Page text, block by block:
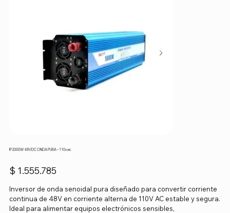
IP2000W 48VDC ONDA PURA – 110vac
Precio
$ 1.555.785
Inversor de onda senoidal pura diseñado para convertir corriente
continua de 48V en corriente alterna de 110V AC estable y segura.
Ideal para alimentar equipos electrónicos sensibles,